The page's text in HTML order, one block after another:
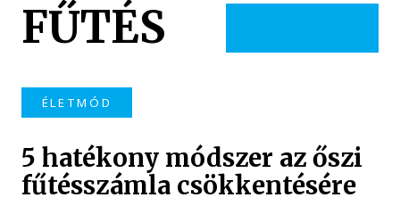
FŰTÉS
ÉLETMÓD
5 hatékony módszer az őszi
fűtésszámla csökkentésére